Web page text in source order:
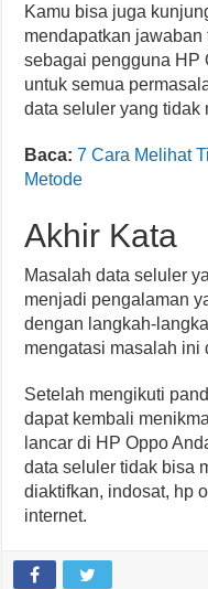
Kamu bisa juga
mendapatkan jawaban
sebagai pengguna HP
untuk semua
data seluler yang tidak
Baca:7 Cara Melihat
Metode
Akhir Kata
Masalah data seluler
menjadi pengalaman
dengan langkah-
mengatasi masalah ini
Setelah mengikuti
dapat kembali
lancar di HP Oppo
data seluler tidak bisa
diaktifkan, indosat, hp
internet.